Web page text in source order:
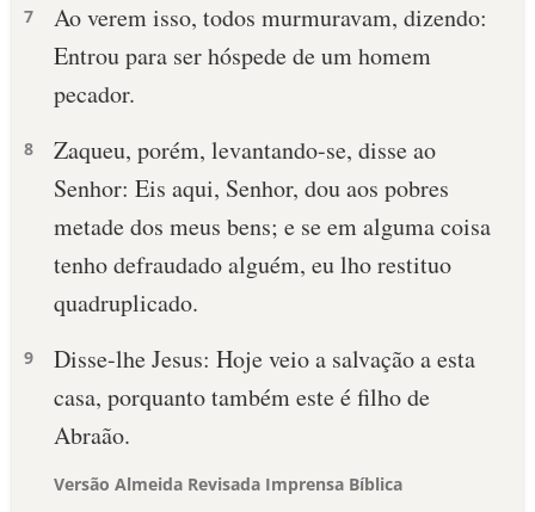
7
Ao verem isso, todos murmuravam, dizendo:
Entrou para ser hóspede de um homem
pecador.
8
Zaqueu, porém, levantando-se, disse ao
Senhor: Eis aqui, Senhor, dou aos pobres
metade dos meus bens; e se em alguma coisa
tenho defraudado alguém, eu lho restituo
quadruplicado.
9
Disse-lhe Jesus: Hoje veio a salvação a esta
casa, porquanto também este é filho de
Abraão.
Versão Almeida Revisada Imprensa Bíblica